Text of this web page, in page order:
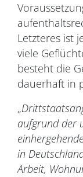
Letzteres ist
viele
besteht die
dauerhaft in
„
aufgrund der
in
Arbeit,